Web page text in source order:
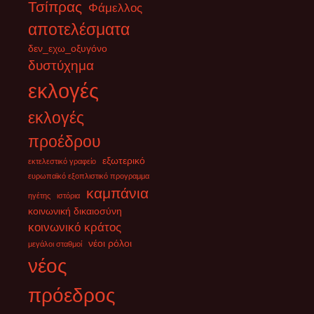
Υπό κράτηση η πρώην επικεφαλής της εξωτερικής πολιτικής και
ανώτερος διπλωμάτης της ΕΕ, Φεντερίκα Μογκερίνι. Μετά από
σημερινές αναφορές ότι
Τσίπρας Φάμελλος
αποτελέσματα
δεν_εχω_οξυγόνο
δυστύχημα
εκλογές
εκλογές
προέδρου
εκτελεστικό γραφείο εξωτερικό
ευρωπαϊκό εξοπλιστικό προγραμμα
ηγέτης ιστόρια καμπάνια
κοινωνική δικαιοσύνη
κοινωνικό κράτος
μεγάλοι σταθμοί νέοι ρόλοι
νέος
πρόεδρος